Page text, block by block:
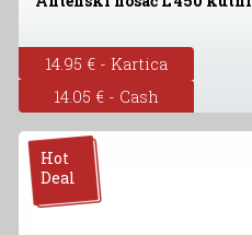
14.95 € - Kartica
14.05 € - Cash
Hot
Deal